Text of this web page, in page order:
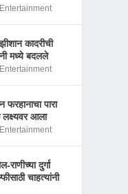
Entertainment
कादरीची
मध्ये बदलले
Entertainment
पारा
आला
Entertainment
दुर्गा
चाहत्यांनी